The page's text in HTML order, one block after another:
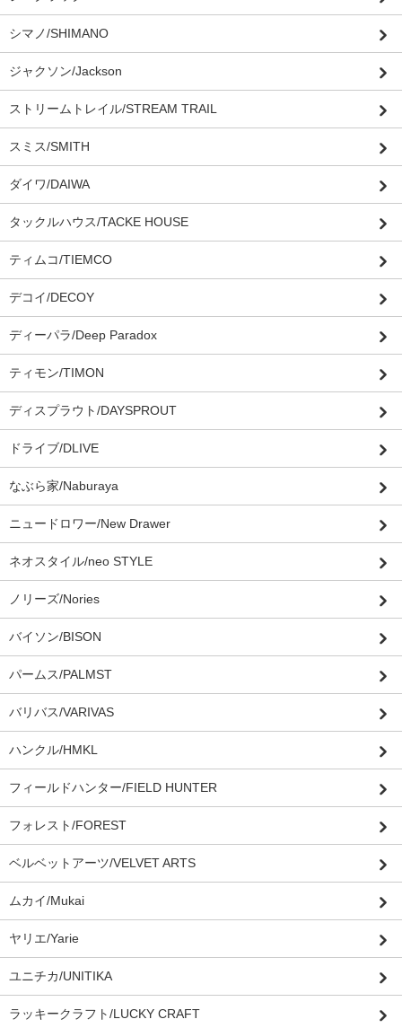
シマノ/SHIMANO
ジャクソン/Jackson
ストリームトレイル/STREAM TRAIL
スミス/SMITH
ダイワ/DAIWA
タックルハウス/TACKE HOUSE
ティムコ/TIEMCO
デコイ/DECOY
ディーパラ/Deep Paradox
ティモン/TIMON
ディスプラウト/DAYSPROUT
ドライブ/DLIVE
なぶら家/Naburaya
ニュードロワー/New Drawer
ネオスタイル/neo STYLE
ノリーズ/Nories
バイソン/BISON
パームス/PALMST
バリバス/VARIVAS
ハンクル/HMKL
フィールドハンター/FIELD HUNTER
フォレスト/FOREST
ベルベットアーツ/VELVET ARTS
ムカイ/Mukai
ヤリエ/Yarie
ユニチカ/UNITIKA
ラッキークラフト/LUCKY CRAFT